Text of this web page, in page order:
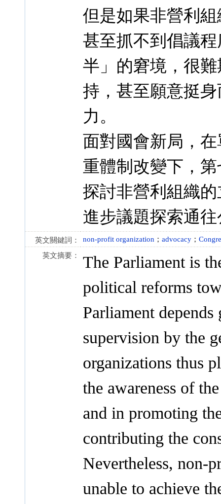
但是如果非營利
甚至抓不到倡議
半」的窘境，很
持，甚至願意挺
力。
面對國會新局，
重體制改變下，
探討非營利組織
進步議題探索通
英文關鍵詞： non-profit organization ； advocacy ；
英文摘要：
The Parliament is
political reforms
Parliament
supervision by the
organizations thus
the awareness of
and in promoting
contributing the
Nevertheless, non-
unable to achieve